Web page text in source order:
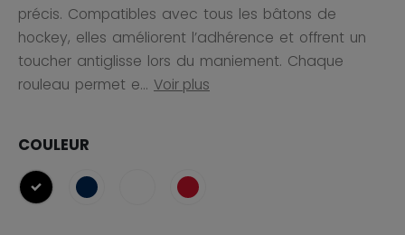
précis. Compatibles avec tous les bâtons de
hockey, elles améliorent l’adhérence et offrent un
toucher antiglisse lors du maniement. Chaque
rouleau permet e... Voir plus
COULEUR
sélectionné